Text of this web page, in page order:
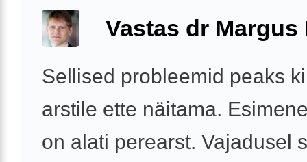
Vastas dr Margus
Sellised probleemid peaks
arstile ette näitama.
on alati perearst. Vajadusel